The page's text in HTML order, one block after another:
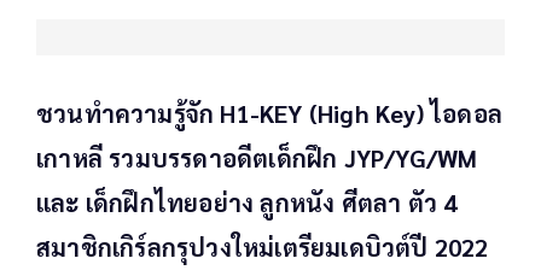
ชวนทำความรู้จัก H1-KEY (High Key) ไอดอล
เกาหลี รวมบรรดาอดีตเด็กฝึก JYP/YG/WM
และ เด็กฝึกไทยอย่าง ลูกหนัง ศีตลา ตัว 4
สมาชิกเกิร์ลกรุปวงใหม่เตรียมเดบิวต์ปี 2022